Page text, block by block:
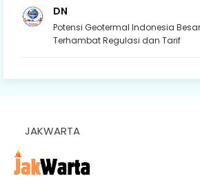
DN
Potensi Geotermal Indonesia
Terhambat Regulasi dan Tarif
JAKWARTA